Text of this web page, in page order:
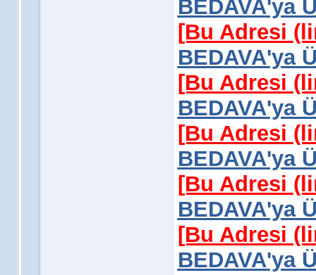
BEDAVA'ya
[Bu Adresi
BEDAVA'ya
[Bu Adresi
BEDAVA'ya
[Bu Adresi
BEDAVA'ya
[Bu Adresi
BEDAVA'ya
[Bu Adresi
BEDAVA'ya